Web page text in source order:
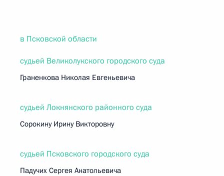
в Псковской области
судьей Великолукского городского суда
Граненкова Николая Евгеньевича
судьей Локнянского районного суда
Сорокину Ирину Викторовну
судьей Псковского городского суда
Падучих Сергея Анатольевича